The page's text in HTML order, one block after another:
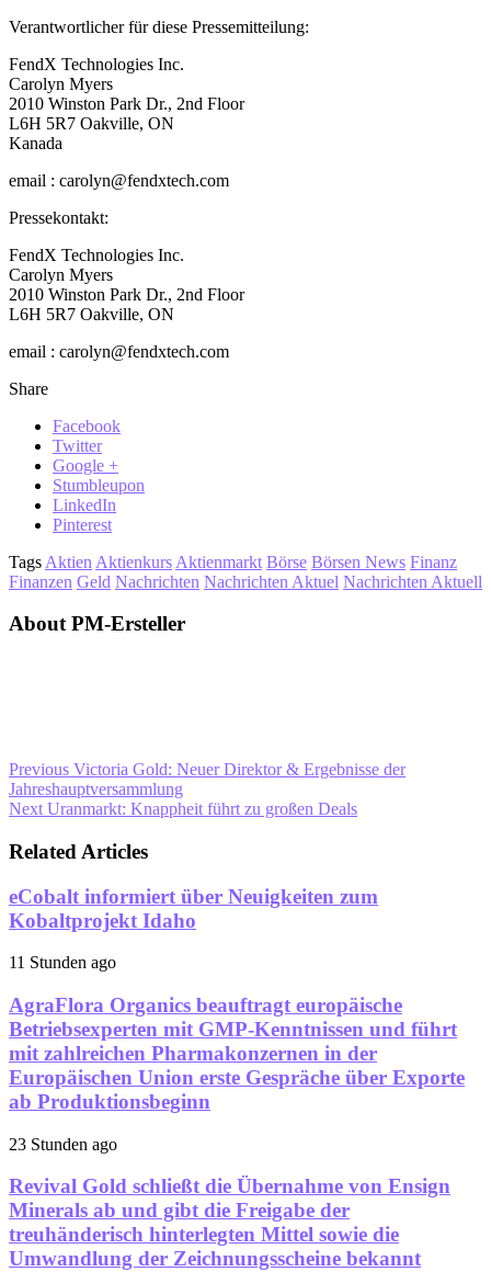
Verantwortlicher für diese Pressemitteilung:
FendX Technologies Inc.
Carolyn Myers
2010 Winston Park Dr., 2nd Floor
L6H 5R7 Oakville, ON
Kanada
email : carolyn@fendxtech.com
Pressekontakt:
FendX Technologies Inc.
Carolyn Myers
2010 Winston Park Dr., 2nd Floor
L6H 5R7 Oakville, ON
email : carolyn@fendxtech.com
Share
Facebook
Twitter
Google +
Stumbleupon
LinkedIn
Pinterest
Tags Aktien Aktienkurs Aktienmarkt Börse Börsen News Finanz
Finanzen Geld Nachrichten Nachrichten Aktuel Nachrichten Aktuell
About PM-Ersteller
Previous Victoria Gold: Neuer Direktor & Ergebnisse der
Jahreshauptversammlung
Next Uranmarkt: Knappheit führt zu großen Deals
Related Articles
eCobalt informiert über Neuigkeiten zum
Kobaltprojekt Idaho
11 Stunden ago
AgraFlora Organics beauftragt europäische
Betriebsexperten mit GMP-Kenntnissen und führt
mit zahlreichen Pharmakonzernen in der
Europäischen Union erste Gespräche über Exporte
ab Produktionsbeginn
23 Stunden ago
Revival Gold schließt die Übernahme von Ensign
Minerals ab und gibt die Freigabe der
treuhänderisch hinterlegten Mittel sowie die
Umwandlung der Zeichnungsscheine bekannt